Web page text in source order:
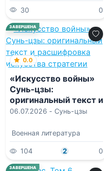
30 0
ЗАВЕРШЕНА
0.0
«Искусство войны»
Сунь-цзы:
оригинальный текст и
расшифровка
06.07.2026 - Сунь-цзы
Военная литература
104 2 0
ЗАВЕРШЕНА
10.0